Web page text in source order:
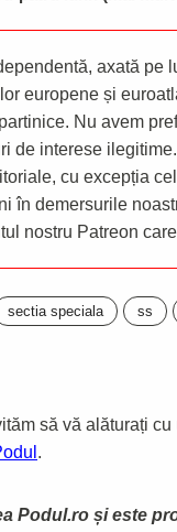
axată pe
europene și
Nu avem
de interese
cu excepția
în demersurile
nostru Patreon
sectia speciala ss
să vă alăturați
.
Podul.ro și este